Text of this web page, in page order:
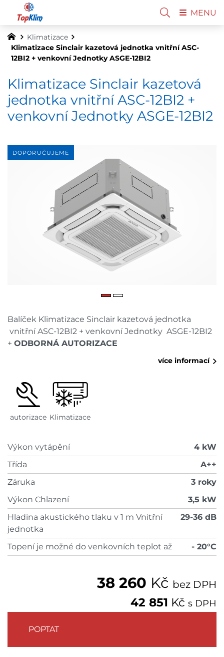
Klimatizace
Klimatizace Sinclair kazetová jednotka vnitřní ASC-
12BI2 + venkovní Jednotky ASGE-12BI2
Klimatizace Sinclair kazetová
jednotka vnitřní ASC-12BI2 +
venkovní Jednotky ASGE-12BI2
DOPORUČUJEME
autorizace Klimatizace
Balíček Klimatizace Sinclair kazetová jednotka
vnitřní ASC-12BI2 + venkovní Jednotky ASGE-12BI2
+ ODBORNÁ AUTORIZACE
více informací
38 260 Kč bez DPH
42 851 Kč s DPH
POPTAT
Výkon vytápění
4 kW
Třída
A++
Záruka
3 roky
Výkon Chlazení
3,5 kW
Hladina akustického tlaku v 1 m Vnitřní
jednotka
29-36 dB
Topení je možné do venkovních teplot až - 20°C
MENU